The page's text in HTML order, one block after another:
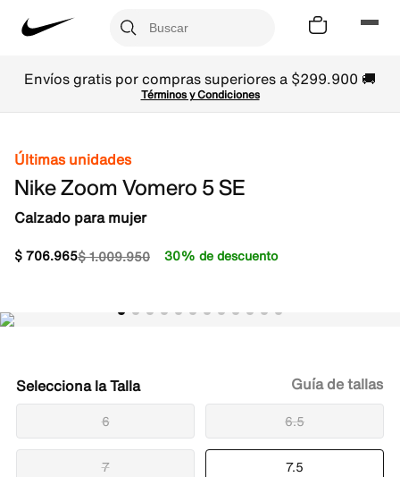
Envíos gratis por compras superiores a $299.900 🚚
Términos y Condiciones
Últimas unidades
Nike Zoom Vomero 5 SE
Calzado para mujer
$1.009.950
$706.965 30% de descuento
Talla
6 6.5
7 7.5
Guía de tallas